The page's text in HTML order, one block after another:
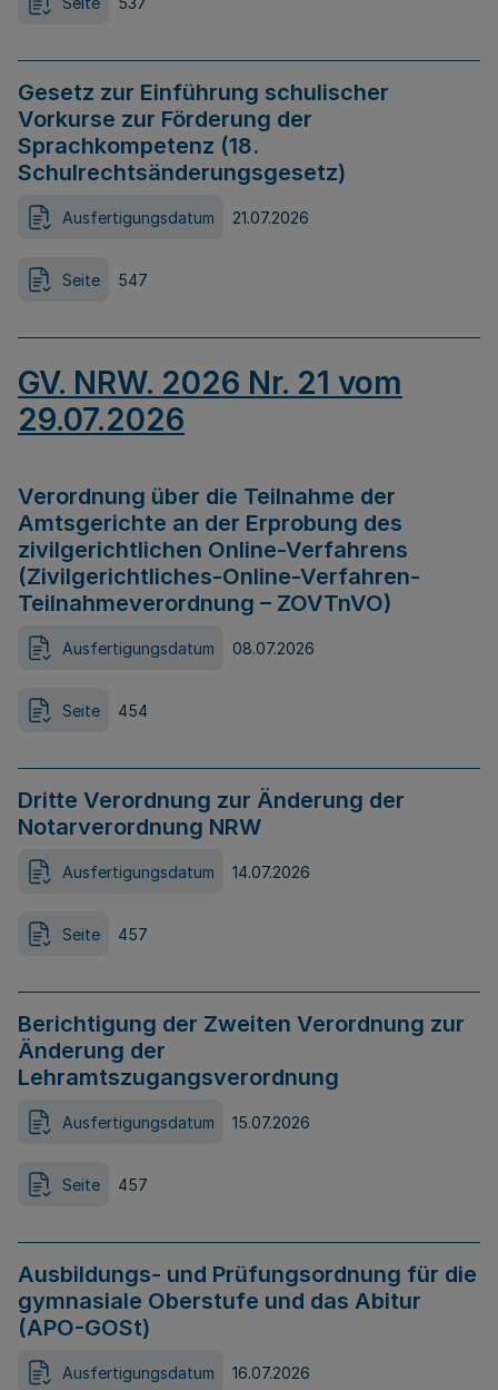
Gesetz zur Einführung schulischer
Vorkurse zur Förderung der
Sprachkompetenz (18.
Schulrechtsänderungsgesetz)
Ausfertigungsdatum 21.07.2026
Seite 547
GV. NRW. 2026 Nr. 21 vom
29.07.2026
Verordnung über die Teilnahme der
Amtsgerichte an der Erprobung des
zivilgerichtlichen Online-Verfahrens
(Zivilgerichtliches-Online-Verfahren-
Teilnahmeverordnung – ZOVTnVO)
Ausfertigungsdatum 08.07.2026
Seite 454
Dritte Verordnung zur Änderung der
Notarverordnung NRW
Ausfertigungsdatum 14.07.2026
Seite 457
Berichtigung der Zweiten Verordnung zur
Änderung der
Lehramtszugangsverordnung
Ausfertigungsdatum 15.07.2026
Seite 457
Ausbildungs- und Prüfungsordnung für die
gymnasiale Oberstufe und das Abitur
(APO-GOSt)
Ausfertigungsdatum 16.07.2026